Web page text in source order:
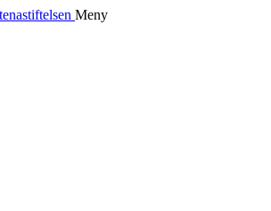
Meny